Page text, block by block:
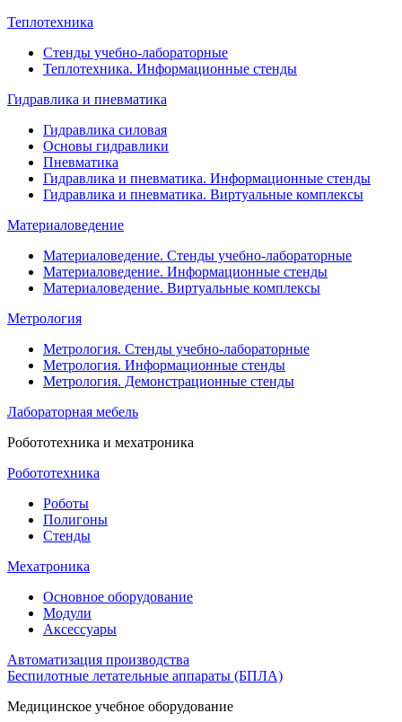
Теплотехника
Стенды учебно-лабораторные
Теплотехника. Информационные стенды
Гидравлика и пневматика
Гидравлика силовая
Основы гидравлики
Пневматика
Гидравлика и пневматика. Информационные стенды
Гидравлика и пневматика. Виртуальные комплексы
Материаловедение
Материаловедение. Стенды учебно-лабораторные
Материаловедение. Информационные стенды
Материаловедение. Виртуальные комплексы
Метрология
Метрология. Стенды учебно-лабораторные
Метрология. Информационные стенды
Метрология. Демонстрационные стенды
Лабораторная мебель
Робототехника и мехатроника
Робототехника
Роботы
Полигоны
Стенды
Мехатроника
Основное оборудование
Модули
Аксессуары
Автоматизация производства
Беспилотные летательные аппараты (БПЛА)
Медицинское учебное оборудование